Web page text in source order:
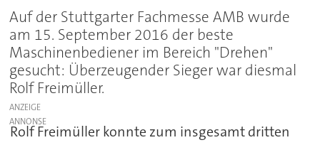
Auf der Stuttgarter Fachmesse AMB wurde
am 15. September 2016 der beste
Maschinenbediener im Bereich "Drehen"
gesucht: Überzeugender Sieger war diesmal
Rolf Freimüller.
ANZEIGE
Rolf Freimüller konnte zum insgesamt dritten